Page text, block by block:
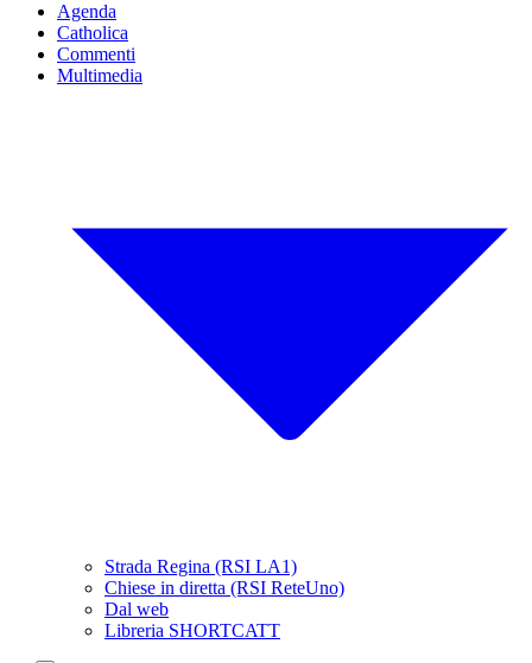
Agenda
Catholica
Commenti
Multimedia
Strada Regina (RSI LA1)
Chiese in diretta (RSI ReteUno)
Dal web
Libreria SHORTCATT